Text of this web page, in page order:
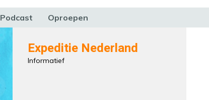
Podcast Oproepen
Expeditie Nederland
Informatief